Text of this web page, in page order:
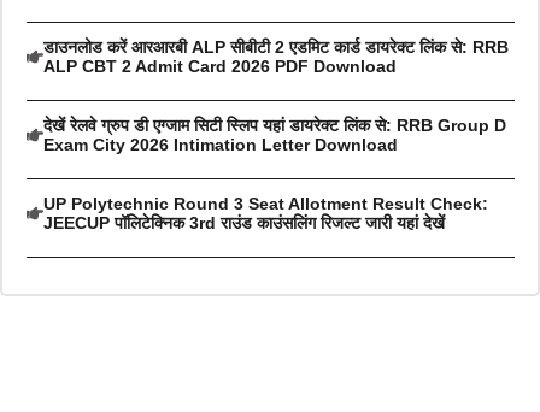
डाउनलोड करें आरआरबी ALP सीबीटी 2 एडमिट कार्ड डायरेक्ट लिंक से: RRB
ALP CBT 2 Admit Card 2026 PDF Download
देखें रेलवे ग्रुप डी एग्जाम सिटी स्लिप यहां डायरेक्ट लिंक से: RRB Group D
Exam City 2026 Intimation Letter Download
UP Polytechnic Round 3 Seat Allotment Result Check:
JEECUP पॉलिटेक्निक 3rd राउंड काउंसलिंग रिजल्ट जारी यहां देखें